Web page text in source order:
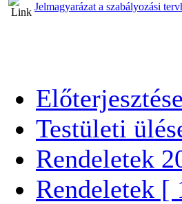
Jelmagyarázat a szabályozási
Testületi
Rendeletek
Rendeletek